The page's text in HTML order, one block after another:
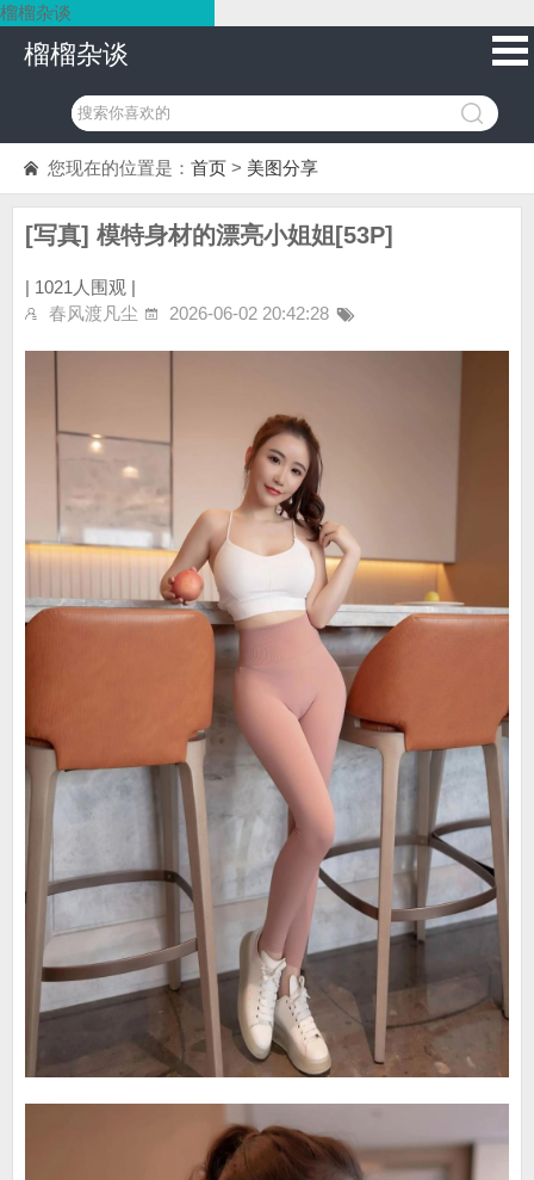
榴榴杂谈
榴榴杂谈
您现在的位置是： 首页 > 美图分享
[写真] 模特身材的漂亮小姐姐[53P]
| 1021人围观 |
春风渡凡尘
2026-06-02 20:42:28